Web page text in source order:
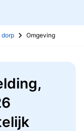
dorp Omgeving